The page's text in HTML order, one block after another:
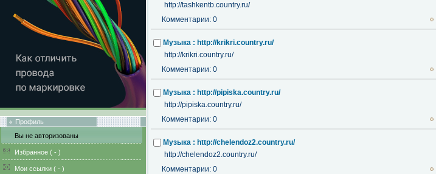
Профиль
Вы не авторизованы
Избранное ( - )
Мои ссылки ( - )
http://tashkentb.country.ru/
Комментарии: 0
Музыка : http://krikri.country.ru/
http://krikri.country.ru/
Комментарии: 0
Музыка : http://pipiska.country.ru/
http://pipiska.country.ru/
Комментарии: 0
Музыка : http://chelendoz2.country.ru/
http://chelendoz2.country.ru/
Комментарии: 0